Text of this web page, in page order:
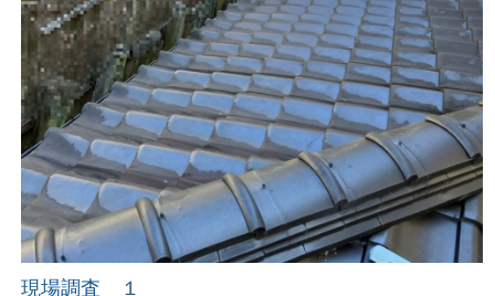
現場調査 １